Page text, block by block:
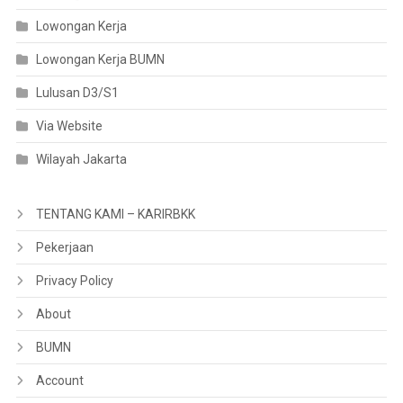
Lowongan Kerja
Lowongan Kerja BUMN
Lulusan D3/S1
Via Website
Wilayah Jakarta
TENTANG KAMI – KARIRBKK
Pekerjaan
Privacy Policy
About
BUMN
Account